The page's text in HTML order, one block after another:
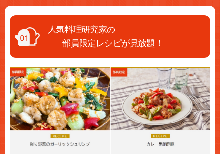
人気料理研究家の
部員限定レシピが見放題！